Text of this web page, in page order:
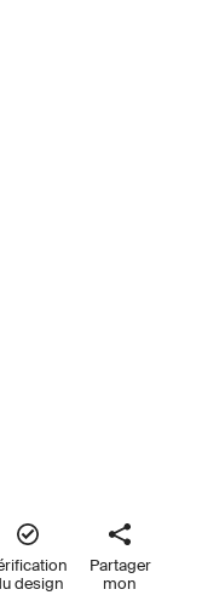
design
Partager
mon